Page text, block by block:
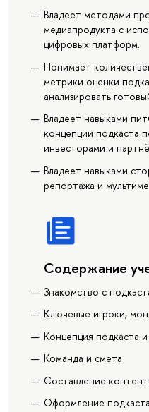
Владеет методами
медиапродукта с
цифровых платформ.
Понимает
метрики оценки
анализировать
Владеет навыками
концепции подкаста
инвесторами и
Владеет навыками
репортажа и
Содержание
Знакомство с
Ключевые игроки,
Концепция подкаста
Команда и смета
Составление
Оформление